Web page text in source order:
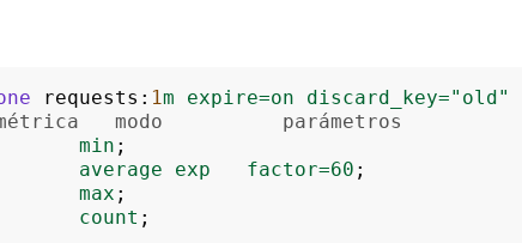
requests : 1m expire=on discard_key="old"
modo          parámetros
min ;
average exp factor=60 ;
max ;
count ;